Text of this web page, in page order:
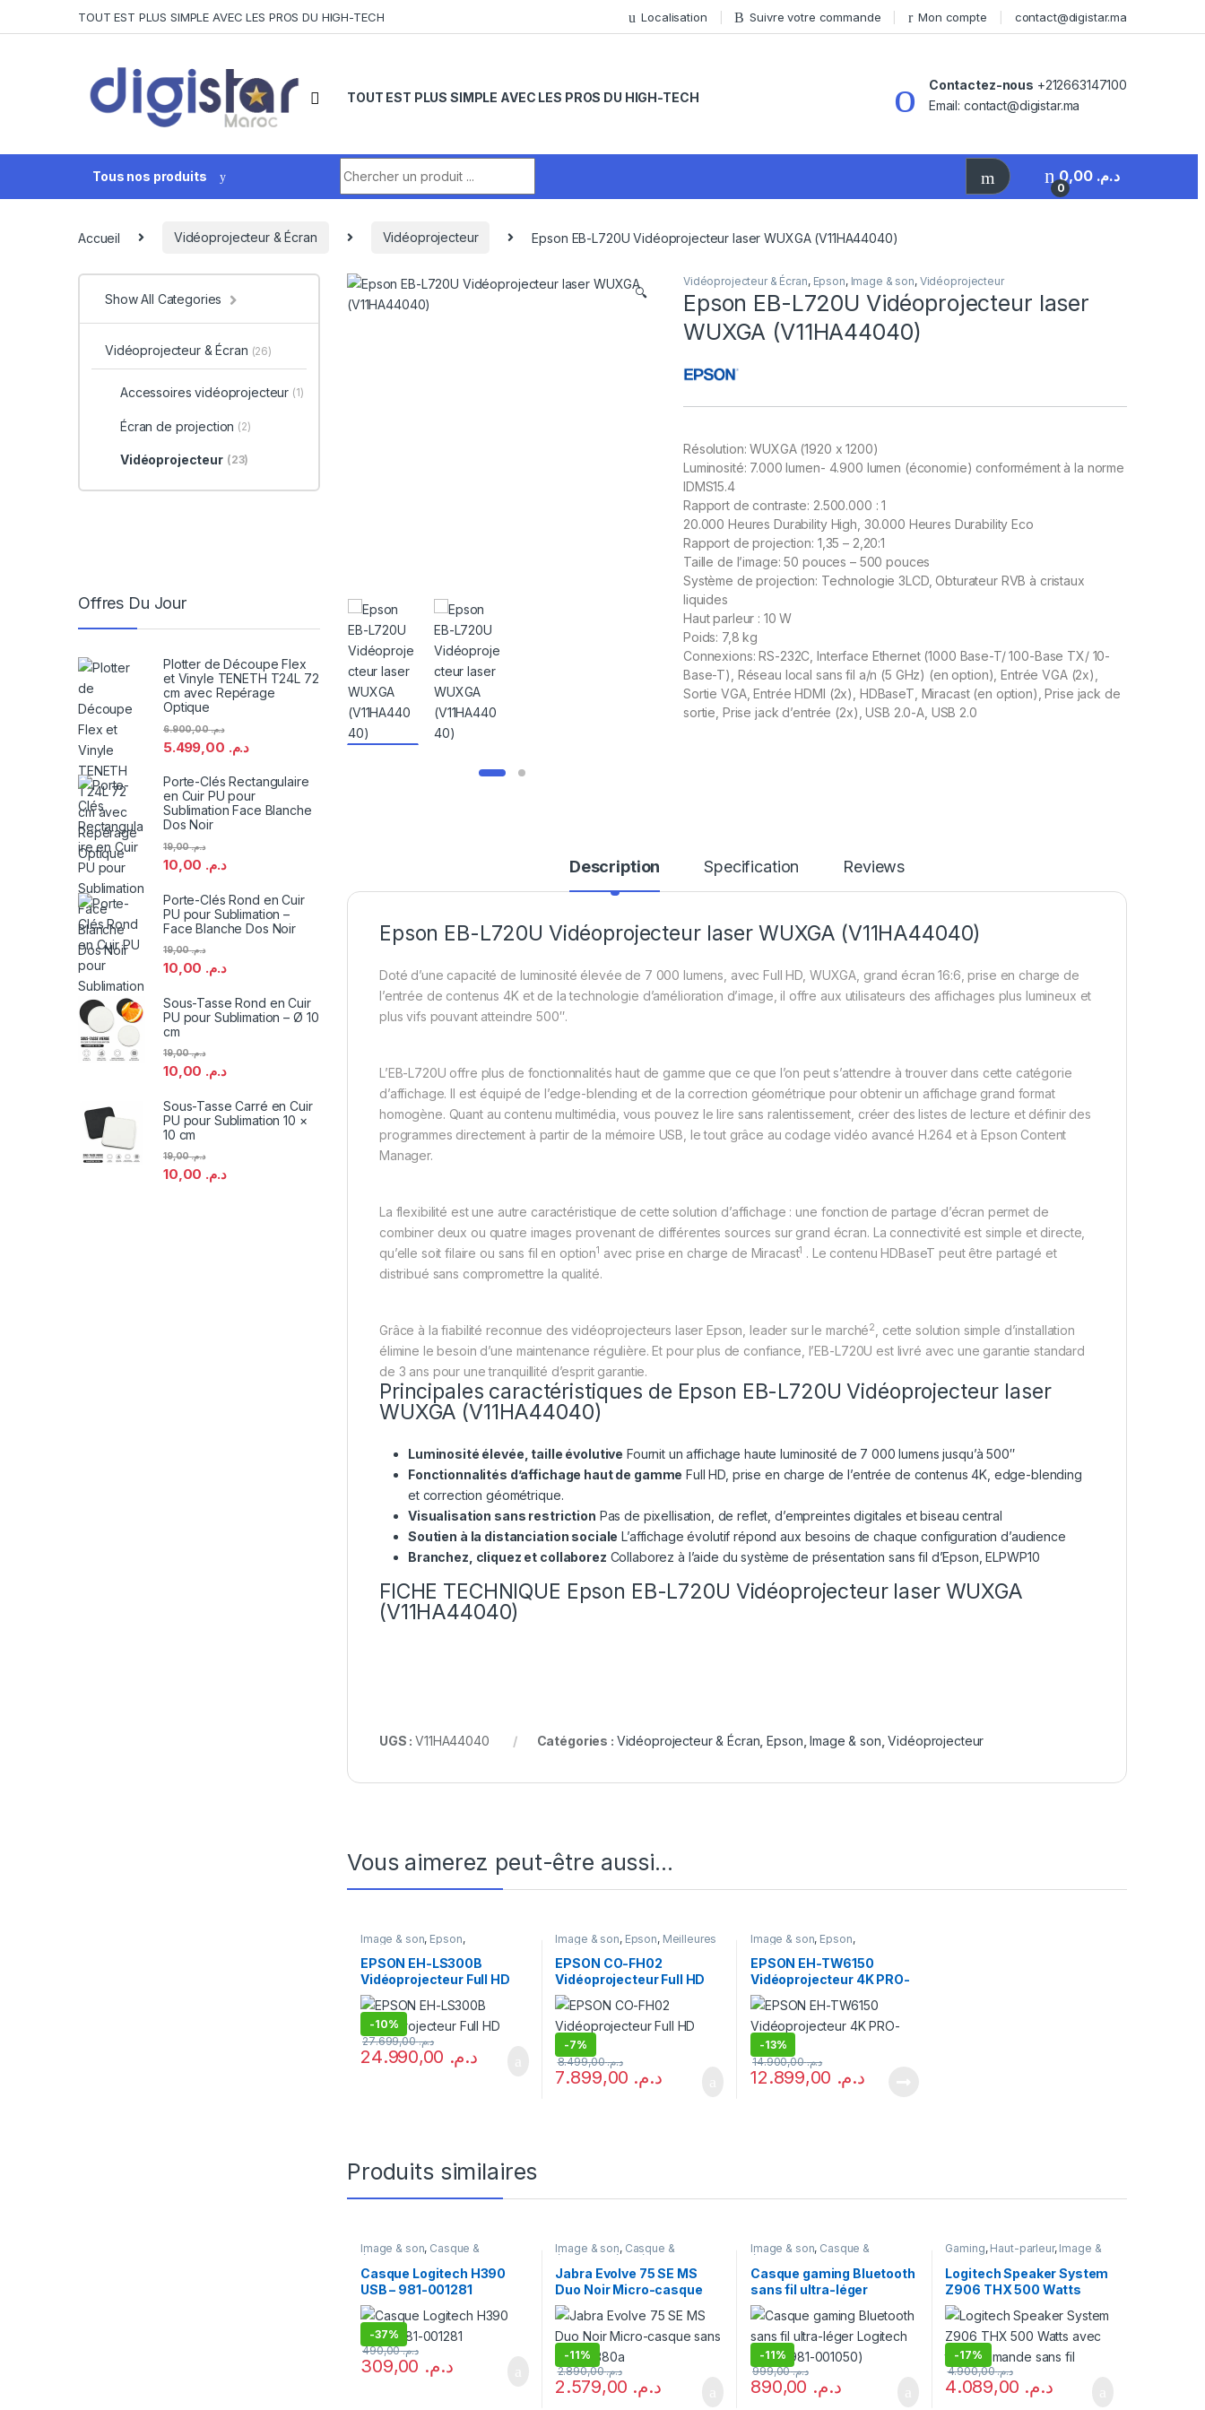
TOUT EST PLUS SIMPLE AVEC LES PROS DU HIGH-TECH Localisation Suivre votre commande Mon compte contact@digistar.ma
TOUT EST PLUS SIMPLE AVEC LES PROS DU HIGH-TECH
Contactez-nous +212663147100
Email: contact@digistar.ma
Tous nos produits
0
د.م. 0,00
Accueil Vidéoprojecteur & Écran Vidéoprojecteur Epson EB-L720U Vidéoprojecteur laser WUXGA (V11HA44040)
🔍
Vidéoprojecteur & Écran, Epson, Image & son, Vidéoprojecteur
Epson EB-L720U Vidéoprojecteur laser
WUXGA (V11HA44040)
Résolution: WUXGA (1920 x 1200)
Luminosité: 7.000 lumen- 4.900 lumen (économie) conformément à la norme
IDMS15.4
Rapport de contraste: 2.500.000 : 1
20.000 Heures Durability High, 30.000 Heures Durability Eco
Rapport de projection: 1,35 – 2,20:1
Taille de l’image: 50 pouces – 500 pouces
Système de projection: Technologie 3LCD, Obturateur RVB à cristaux
liquides
Haut parleur : 10 W
Poids: 7,8 kg
Connexions: RS-232C, Interface Ethernet (1000 Base-T/ 100-Base TX/ 10-
Base-T), Réseau local sans fil a/n (5 GHz) (en option), Entrée VGA (2x),
Sortie VGA, Entrée HDMI (2x), HDBaseT, Miracast (en option), Prise jack de
sortie, Prise jack d’entrée (2x), USB 2.0-A, USB 2.0
Description Specification Reviews
Epson EB-L720U Vidéoprojecteur laser WUXGA (V11HA44040)
Doté d’une capacité de luminosité élevée de 7 000 lumens, avec Full HD, WUXGA, grand écran 16:6, prise en charge de
l’entrée de contenus 4K et de la technologie d’amélioration d’image, il offre aux utilisateurs des affichages plus lumineux et
plus vifs pouvant atteindre 500″.
L’EB-L720U offre plus de fonctionnalités haut de gamme que ce que l’on peut s’attendre à trouver dans cette catégorie
d’affichage. Il est équipé de l’edge-blending et de la correction géométrique pour obtenir un affichage grand format
homogène. Quant au contenu multimédia, vous pouvez le lire sans ralentissement, créer des listes de lecture et définir des
programmes directement à partir de la mémoire USB, le tout grâce au codage vidéo avancé H.264 et à Epson Content
Manager.
La flexibilité est une autre caractéristique de cette solution d’affichage : une fonction de partage d’écran permet de
combiner deux ou quatre images provenant de différentes sources sur grand écran. La connectivité est simple et directe,
qu’elle soit filaire ou sans fil en option1 avec prise en charge de Miracast1 . Le contenu HDBaseT peut être partagé et
distribué sans compromettre la qualité.
Grâce à la fiabilité reconnue des vidéoprojecteurs laser Epson, leader sur le marché2
, cette solution simple d’installation
élimine le besoin d’une maintenance régulière. Et pour plus de confiance, l’EB-L720U est livré avec une garantie standard
de 3 ans pour une tranquillité d’esprit garantie.
Principales caractéristiques de Epson EB-L720U Vidéoprojecteur laser
WUXGA (V11HA44040)
Luminosité élevée, taille évolutive Fournit un affichage haute luminosité de 7 000 lumens jusqu’à 500″
Fonctionnalités d’affichage haut de gamme Full HD, prise en charge de l’entrée de contenus 4K, edge-blending
et correction géométrique.
Visualisation sans restriction Pas de pixellisation, de reflet, d’empreintes digitales et biseau central
Soutien à la distanciation sociale L’affichage évolutif répond aux besoins de chaque configuration d’audience
Branchez, cliquez et collaborez Collaborez à l’aide du système de présentation sans fil d’Epson, ELPWP10
FICHE TECHNIQUE Epson EB-L720U Vidéoprojecteur laser WUXGA
(V11HA44040)
UGS :V11HA44040 Catégories : Vidéoprojecteur & Écran ,Epson ,Image & son ,Vidéoprojecteur
Vous aimerez peut-être aussi…
Image & son, Epson,
Vidéoprojecteur & Écran
EPSON EH-LS300B
Vidéoprojecteur Full HD
-10%
د.م.
د.م.27.699,00
Image & son, Epson, Meilleures
Vidéoprojecteur & Écran
EPSON CO-FH02
Vidéoprojecteur Full HD
1080p
-7%
د.م.
د.م.8.499,00
Image & son, Epson,
Vidéoprojecteur & Écran
EPSON EH-TW6150
Vidéoprojecteur 4K PRO-
UHD
-13%
د.م.
د.م.14.900,00
Produits similaires
Image & son, Casque &
écouteur
Casque Logitech H390
USB – 981-001281
-37%
د.م.
د.م.490,00
Image & son, Casque &
écouteur
Périphérique
Jabra Evolve 75 SE MS
Duo Noir Micro-casque
sans fil Link 380a
-11%
د.م.
د.م.2.890,00
Image & son, Casque &
écouteur
Casque gaming Bluetooth
sans fil ultra-léger
Logitech G435 (981-
001050)
-11%
د.م.
د.م.999,00
Gaming, Haut-parleur, Image &
Logitech Speaker System
Z906 THX 500 Watts
avec télécommande sans
fil
-17%
د.م.
د.م.4.900,00
Show All Categories
Vidéoprojecteur & Écran (26)
Accessoires vidéoprojecteur (1)
Écran de projection (2)
Vidéoprojecteur (23)
Offres Du Jour
Plotter de Découpe Flex
et Vinyle TENETH T24L 72
cm avec Repérage
Optique
د.م.
د.م.6.900,00
Porte-Clés Rectangulaire
en Cuir PU pour
Sublimation Face Blanche
Dos Noir
د.م.
د.م.19,00
Porte-Clés Rond en Cuir
PU pour Sublimation –
Face Blanche Dos Noir
د.م.
د.م.19,00
Sous-Tasse Rond en Cuir
PU pour Sublimation – Ø 10
cm
د.م.
د.م.19,00
Sous-Tasse Carré en Cuir
PU pour Sublimation 10 ×
10 cm
د.م.
د.م.19,00